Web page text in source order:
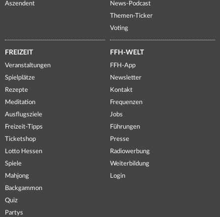
Aszendent
News-Podcast
Themen-Ticker
Voting
FREIZEIT
Veranstaltungen
Spielplätze
Rezepte
Meditation
Ausflugsziele
Freizeit-Tipps
Ticketshop
Lotto Hessen
Spiele
Mahjong
Backgammon
Quiz
Partys
FFH-WELT
FFH-App
Newsletter
Kontakt
Frequenzen
Jobs
Führungen
Presse
Radiowerbung
Weiterbildung
Login